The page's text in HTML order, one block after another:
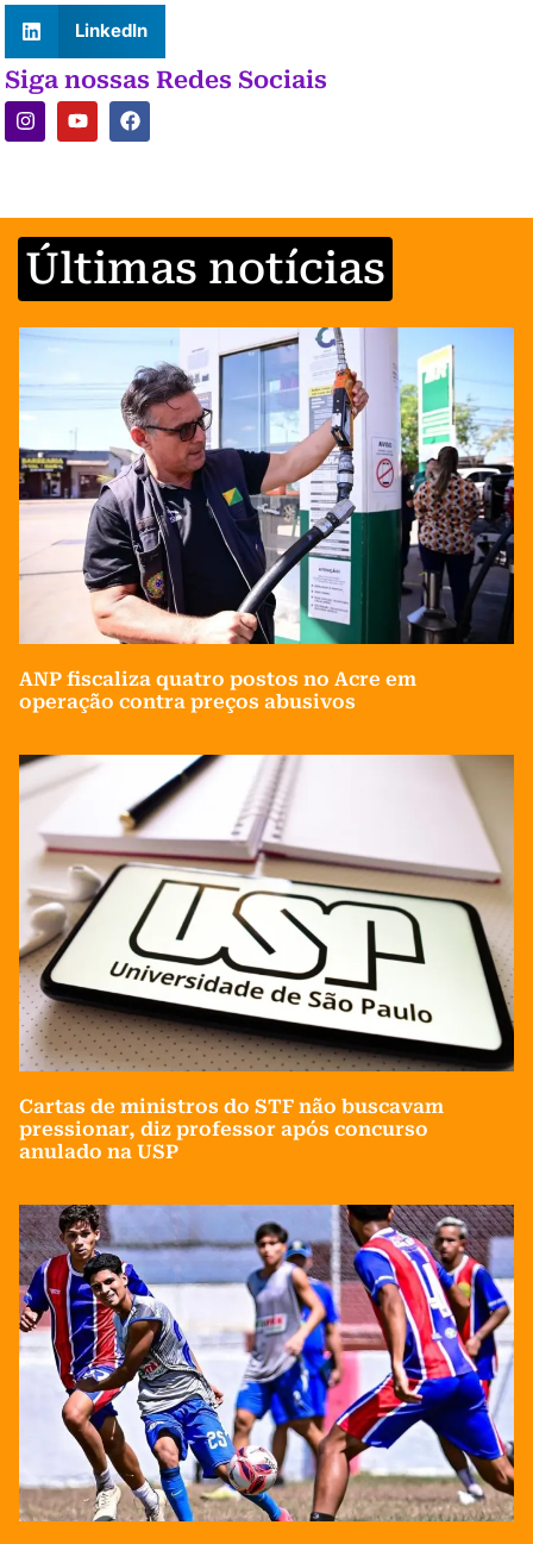
LinkedIn
Siga nossas Redes Sociais
Últimas notícias
ANP fiscaliza quatro postos no Acre em
operação contra preços abusivos
Cartas de ministros do STF não buscavam
pressionar, diz professor após concurso
anulado na USP